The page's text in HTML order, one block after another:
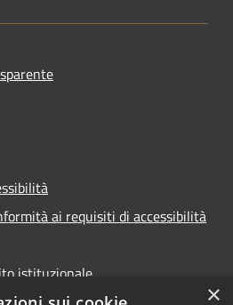
ai requisiti di accessibilità
istituzionale
×